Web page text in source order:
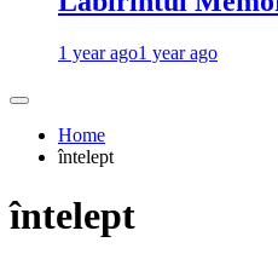
1 year ago1 year ago
Home
întelept
întelept